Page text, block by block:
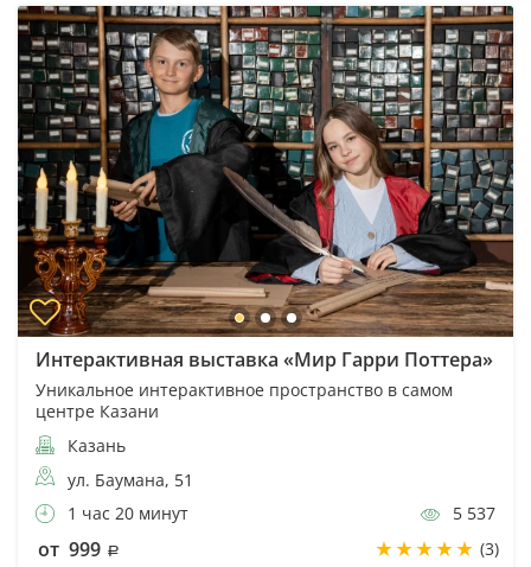
Интерактивная выставка «Мир Гарри Поттера»
Уникальное интерактивное пространство в самом
центре Казани
Казань
ул. Баумана, 51
1 час 20 минут
5 537
от 999 (3)